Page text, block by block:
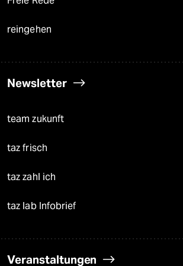
reingehen
Newsletter
team zukunft
taz frisch
taz zahl ich
taz lab Infobrief
Veranstaltungen